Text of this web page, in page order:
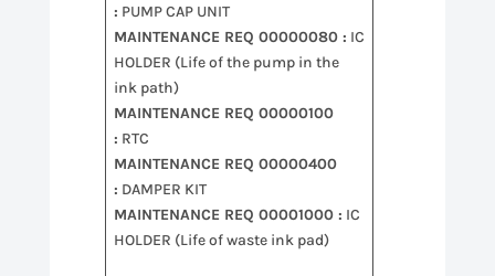
: PUMP CAP UNIT
MAINTENANCE REQ 00000080 : IC
HOLDER (Life of the pump in the
ink path)
MAINTENANCE REQ 00000100
: RTC
MAINTENANCE REQ 00000400
: DAMPER KIT
MAINTENANCE REQ 00001000 : IC
HOLDER (Life of waste ink pad)